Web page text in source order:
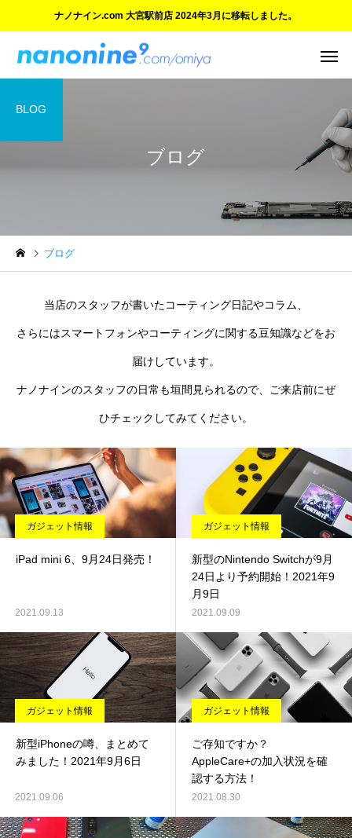
ナノナイン.com 大宮駅前店 2024年3月に移転しました。
ご愛顧に感謝 大宮マルイ店
ついにオープン！『ナ
ブログ
BLOG
ブログ
当店のスタッフが書いたコーティング日記やコラム、
さらにはスマートフォンやコーティングに関する豆知識などをお
届けしています。
ナノナインのスタッフの日常も垣間見られるので、ご来店前にぜ
ひチェックしてみてください。
ガジェット情報
iPad mini 6、9月24日発売！
2021.09.13
ガジェット情報
新型のNintendo Switchが9月
24日より予約開始！2021年9
月9日
2021.09.09
ガジェット情報
新型iPhoneの噂、まとめて
みました！2021年9月6日
2021.09.06
ガジェット情報
ご存知ですか？
AppleCare+の加入状況を確
認する方法！
2021.08.30